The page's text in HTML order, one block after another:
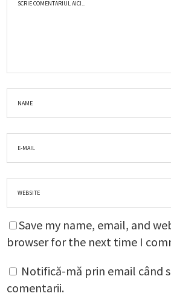
Save my name, email, and
browser for the next time I
Notifică-mă prin email când
comentarii.